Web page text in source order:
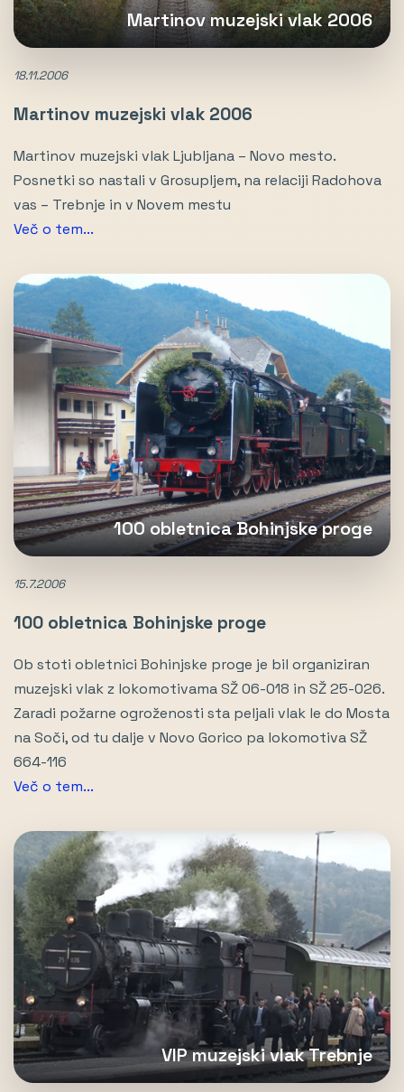
Martinov muzejski vlak 2006
18.11.2006
Martinov muzejski vlak 2006
Martinov muzejski vlak Ljubljana – Novo mesto.
Posnetki so nastali v Grosupljem, na relaciji Radohova
vas – Trebnje in v Novem mestu
Več o tem...
100 obletnica Bohinjske proge
15.7.2006
100 obletnica Bohinjske proge
Ob stoti obletnici Bohinjske proge je bil organiziran
muzejski vlak z lokomotivama SŽ 06-018 in SŽ 25-026.
Zaradi požarne ogroženosti sta peljali vlak le do Mosta
na Soči, od tu dalje v Novo Gorico pa lokomotiva SŽ
664-116
Več o tem...
VIP muzejski vlak Trebnje